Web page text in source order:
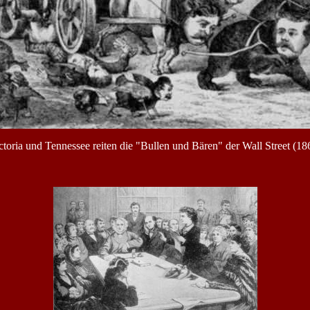
und Tennessee reiten die "Bullen und Bären" der Wall Street